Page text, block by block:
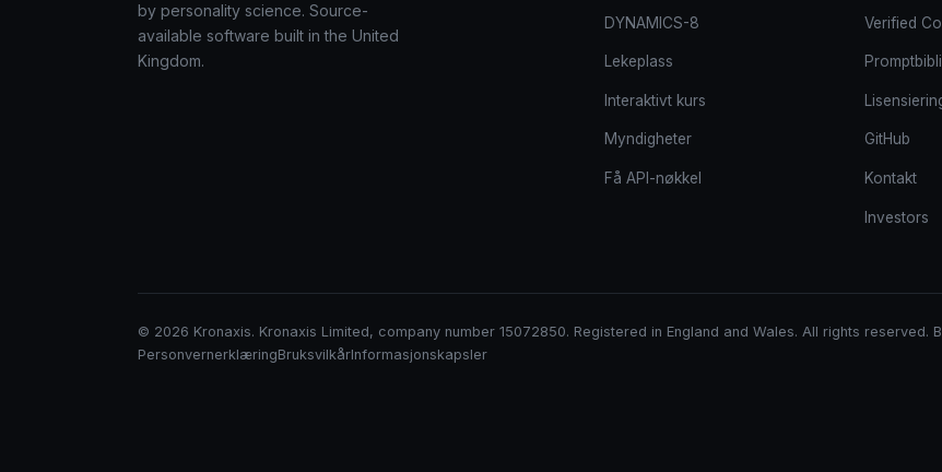
by personality science. Source-
available software built in the United
Kingdom.
DYNAMICS-8
Lekeplass
Interaktivt kurs
Myndigheter
Få API-nøkkel
Verified
GitHub
Kontakt
Investors
© 2026 Kronaxis. Kronaxis Limited, company number 15072850. Registered in England and Wales. All rights reserved.
PersonvernerklæringBruksvilkårInformasjonskapsler